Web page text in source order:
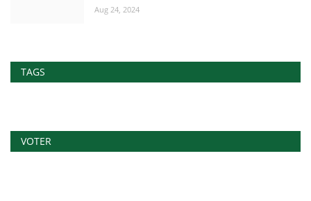
Aug 24, 2024
TAGS
VOTER